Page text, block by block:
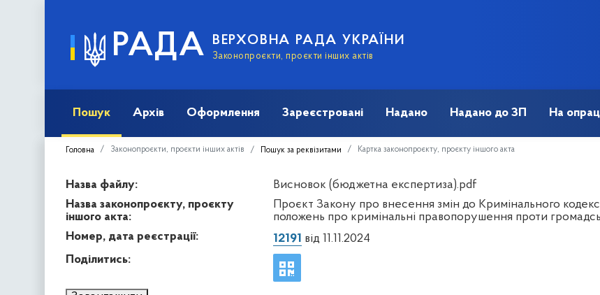
РАДА ВЕРХОВНА РАДА УКРАЇНИ
Законопроєкти, проєкти інших актів
Пошук Архів Оформлення Зареєстровані Надано Надано до ЗП На
Головна Законопроєкти, проєкти інших актів Пошук за реквізитами Картка законопроєкту, проєкту іншого акта
Назва файлу:
Висновок (бюджетна експертиза).pdf
Назва законопроєкту, проєкту
іншого акта:
Проєкт Закону про внесення змін до Кримінального
положень про кримінальні правопорушення проти
Номер, дата реєстрації:
12191 від 11.11.2024
Поділитись: